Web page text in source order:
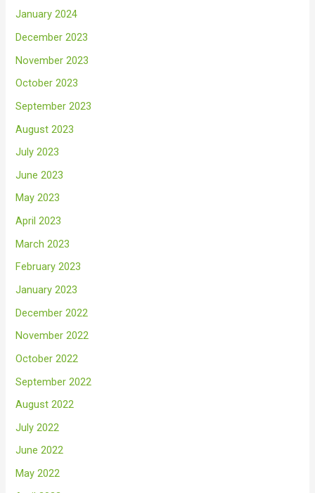
January 2024
December 2023
November 2023
October 2023
September 2023
August 2023
July 2023
June 2023
May 2023
April 2023
March 2023
February 2023
January 2023
December 2022
November 2022
October 2022
September 2022
August 2022
July 2022
June 2022
May 2022